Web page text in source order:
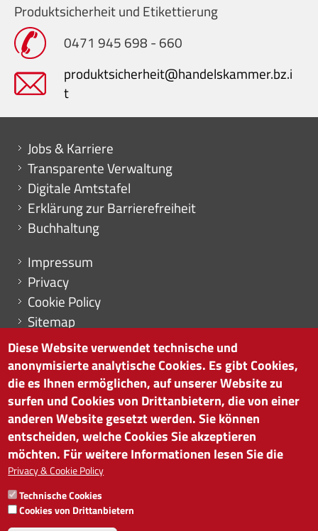
Produktsicherheit und Etikettierung
0471 945 698 - 660
produktsicherheit@handelskammer.bz.i
t
Mini menu di servizio
Jobs & Karriere
Transparente Verwaltung
Digitale Amtstafel
Erklärung zur Barrierefreiheit
Buchhaltung
Menu footer
Impressum
Privacy
Cookie Policy
Sitemap
Cookie-Einstellungen
HANDELSKAMMER BOZEN
Südtiroler Straße 60 | I-39100 Bozen
Tel. 0471 945 511 |info@handelskammer.bz.it
MwSt.-Nr.: 00376420212
INSTITUT FÜR WIRTSCHAFTSFÖRDERUNG
MwSt.-Nr.: 01716880214
Diese Website verwendet technische und
anonymisierte analytische Cookies. Es gibt Cookies,
die es Ihnen ermöglichen, auf unserer Website zu
surfen und Cookies von Drittanbietern, die von einer
anderen Website gesetzt werden. Sie können
entscheiden, welche Cookies Sie akzeptieren
möchten. Für weitere Informationen lesen Sie die
Privacy & Cookie Policy
Technische Cookies
Cookies von Drittanbietern